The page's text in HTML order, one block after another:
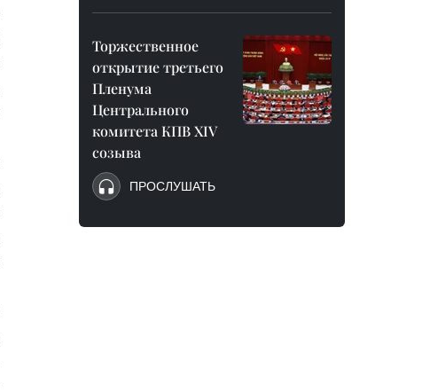
Торжественное
открытие третьего
Пленума
Центрального
комитета КПВ XIV
созыва
ПРОСЛУШАТЬ